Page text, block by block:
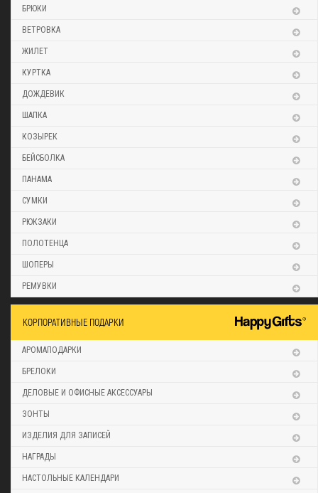
БРЮКИ
ВЕТРОВКА
ЖИЛЕТ
КУРТКА
ДОЖДЕВИК
ШАПКА
КОЗЫРЕК
БЕЙСБОЛКА
ПАНАМА
СУМКИ
РЮКЗАКИ
ПОЛОТЕНЦА
ШОПЕРЫ
РЕМУВКИ
КОРПОРАТИВНЫЕ ПОДАРКИ
АРОМАПОДАРКИ
БРЕЛОКИ
ДЕЛОВЫЕ И ОФИСНЫЕ АКСЕССУАРЫ
ЗОНТЫ
ИЗДЕЛИЯ ДЛЯ ЗАПИСЕЙ
НАГРАДЫ
НАСТОЛЬНЫЕ КАЛЕНДАРИ